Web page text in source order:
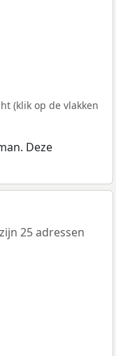
(klik op de vlakken
Deze
25 adressen